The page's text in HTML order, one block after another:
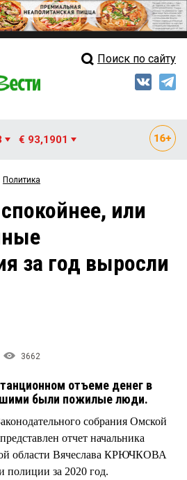
Свежий выпуск
Рейтинги
Архив
Поиск по сайту
€ 93,1901
Политика
или
за год выросли
3662
отъеме денег в
были пожилые люди.
собрания Омской
отчет начальника
области Вячеслава КРЮЧКОВА
полиции за 2020 год.